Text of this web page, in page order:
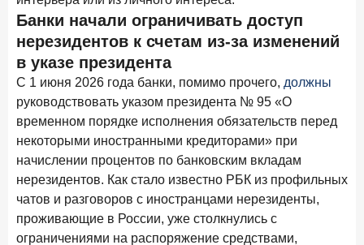
По итогам апреля 2026 года объем выдач кредитов
составил 968 млрд руб.
29 апреля 2026 года
Конкуренция на рынке инвестиционно-страховых
продуктов усиливается
Привязанность побеждает ставку? Как выбирают банк
для сбережений в 2026 году
27 апреля 2026 года ИССЛЕДОВАНИЕ
Банки скорректировали доходность вкладов после
снижения ключевой ставки до 14,5%
Банки начали ограничивать доступ
нерезидентов к счетам из-за изменений
в указе президента
С 1 июня 2026 года банки, помимо прочего, должны
руководствовать указом президента № 95 «О
временном порядке исполнения обязательств перед
некоторыми иностранными кредиторами» при
начислении процентов по банковским вкладам
нерезидентов. Как стало известно РБК из профильных
чатов и разговоров с иностранцами нерезиденты,
проживающие в России, уже столкнулись с
ограничениями на распоряжение средствами,